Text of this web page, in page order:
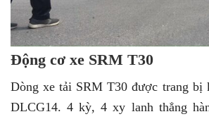
Động cơ xe SRM T30
Dòng xe tải SRM T30 được trang bị
DLCG14. 4 kỳ, 4 xy lanh thẳng